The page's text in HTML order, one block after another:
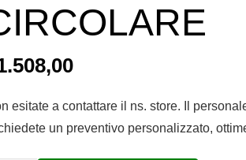
esitate a contattare il ns. store. Il
un preventivo personalizzato,